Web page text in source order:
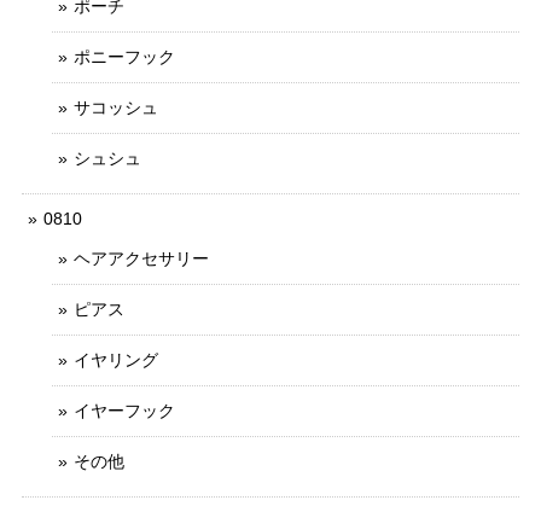
ポーチ
ポニーフック
サコッシュ
シュシュ
0810
ヘアアクセサリー
ピアス
イヤリング
イヤーフック
その他